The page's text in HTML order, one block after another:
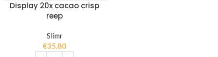
Display 20x cacao crisp
reep
Slimr
€35.80